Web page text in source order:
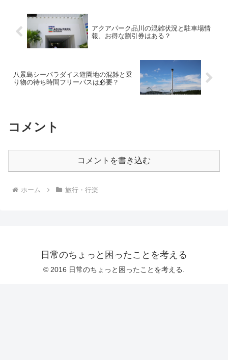
アクアパーク品川の混雑状況と駐車場情
報、お得な割引券はある？
八景島シーパラダイス遊園地の混雑と乗
り物の待ち時間フリーパスは必要？
コメント
コメントを書き込む
ホーム 旅行・行楽
日常のちょっと困ったことを考える
© 2016 日常のちょっと困ったことを考える.